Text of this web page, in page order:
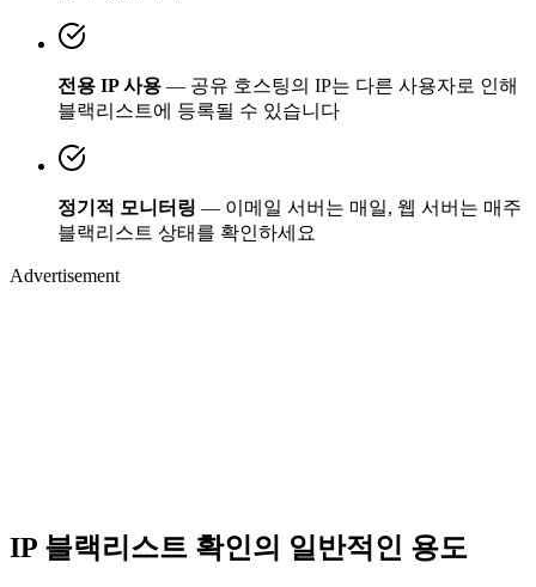
전용 IP 사용 — 공유 호스팅의 IP는 다른 사용자로 인해
블랙리스트에 등록될 수 있습니다
정기적 모니터링 — 이메일 서버는 매일, 웹 서버는 매주
블랙리스트 상태를 확인하세요
Advertisement
IP 블랙리스트 확인의 일반적인 용도